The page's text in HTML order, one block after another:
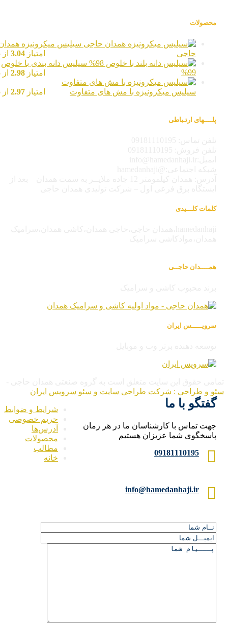
محصولات
سیلیس میکرونیزه همدان
حاجی
امتیاز3.04از 5
سیلیس دانه بندی با خلوص
امتیاز2.98از 5
سیلیس میکرونیزه با مش های متفاوت امتیاز2.97از 5
پلــــهای ارتـباطی
کلمات کلـــیدی
همــــدان حاجــی
سرویـــــس ایران
و طراحی : شرکت طراحی سایت و سئو سرویس ایران
شرایط و ضوابط
حریم خصوصی
آدرس‌ها
محصولات
مطالب
خانه
گفتگو با ما
جهت تماس با کارشناسان ما در هر زمان
پاسخگوی شما عزیزان هستیم
09181110195
info@hamedanhaji.ir